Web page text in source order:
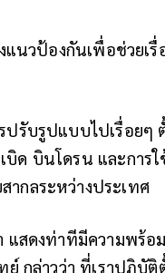
แนวป้องกันเพื่อช่วยเ
ปรับรูปแบบไปเรื่อยๆ
บิด บินโดรน และการ
ากลระหว่างประเทศ
สดงท่าทีมีความพร้อ
ย์ กล่าวว่า ที่เราปฏิบั